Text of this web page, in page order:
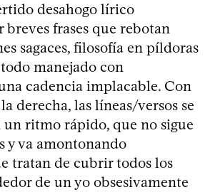
desahogo lírico
frases que rebotan
sagaces, filosofía en píldoras
manejado con
cadencia implacable. Con
derecha, las líneas/versos se
ritmo rápido, que no sigue
y va amontonando
tratan de cubrir todos los
de un yo obsesivamente